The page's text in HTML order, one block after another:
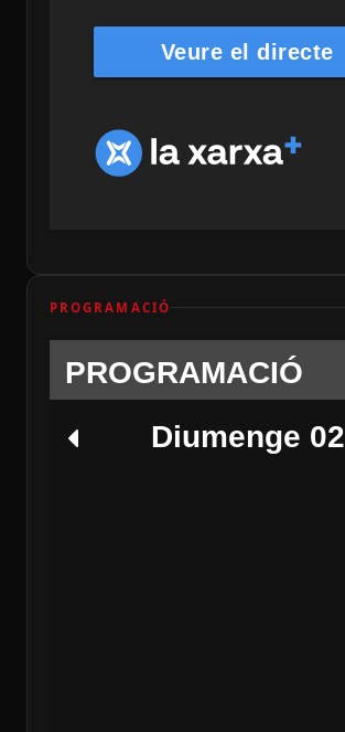
Veure el directe
PROGRAMACIÓ
PROGRAMACIÓ
Diumenge 02